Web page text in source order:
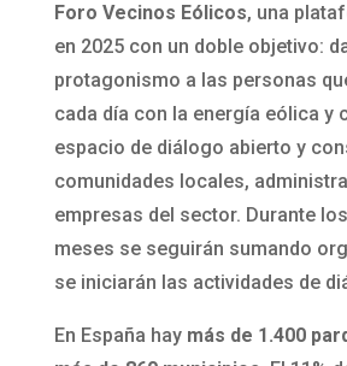
Foro Vecinos Eólicos, una
en 2025 con un doble objetivo:
protagonismo a las personas
cada día con la energía eólica y
espacio de diálogo abierto y
comunidades locales,
empresas del sector. Durante
meses se seguirán sumando
se iniciarán las actividades de
En España hay más de 1.400